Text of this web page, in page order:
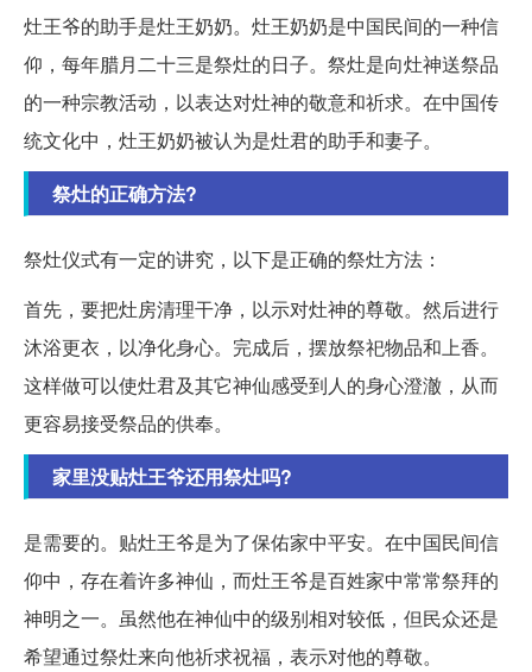
灶王爷的助手是灶王奶奶。灶王奶奶是中国民间的一种信
仰，每年腊月二十三是祭灶的日子。祭灶是向灶神送祭品
的一种宗教活动，以表达对灶神的敬意和祈求。在中国传
统文化中，灶王奶奶被认为是灶君的助手和妻子。
祭灶的正确方法?
祭灶仪式有一定的讲究，以下是正确的祭灶方法：
首先，要把灶房清理干净，以示对灶神的尊敬。然后进行
沐浴更衣，以净化身心。完成后，摆放祭祀物品和上香。
这样做可以使灶君及其它神仙感受到人的身心澄澈，从而
更容易接受祭品的供奉。
家里没贴灶王爷还用祭灶吗?
是需要的。贴灶王爷是为了保佑家中平安。在中国民间信
仰中，存在着许多神仙，而灶王爷是百姓家中常常祭拜的
神明之一。虽然他在神仙中的级别相对较低，但民众还是
希望通过祭灶来向他祈求祝福，表示对他的尊敬。